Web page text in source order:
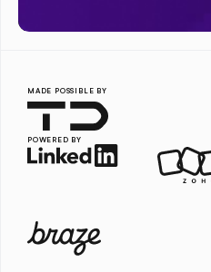
MADE POSSIBLE BY
POWERED BY